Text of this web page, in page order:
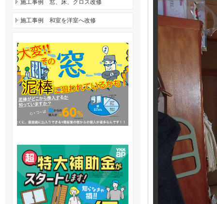
施工事例 窓、床、クロス改修
施工事例 和室を洋室へ改修